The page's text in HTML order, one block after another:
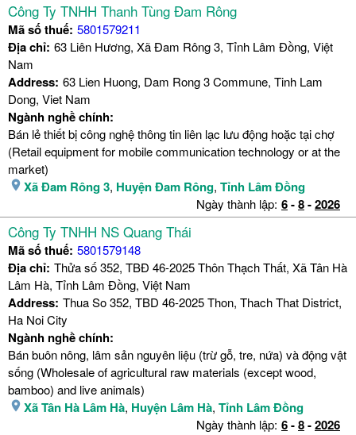
Công Ty TNHH Thanh Tùng Đam Rông
Mã số thuế: 5801579211
Địa chỉ: 63 Liên Hương, Xã Đam Rông 3, Tỉnh Lâm Đồng, Việt
Nam
Address: 63 Lien Huong, Dam Rong 3 Commune, Tinh Lam
Dong, Viet Nam
Ngành nghề chính:
Bán lẻ thiết bị công nghệ thông tin liên lạc lưu động hoặc tại chợ
(Retail equipment for mobile communication technology or at the
market)
Xã Đam Rông 3, Huyện Đam Rông, Tỉnh Lâm Đồng
Ngày thành lập: 6-8-2026
Công Ty TNHH NS Quang Thái
Mã số thuế: 5801579148
Địa chỉ: Thửa số 352, TBĐ 46-2025 Thôn Thạch Thất, Xã Tân Hà
Lâm Hà, Tỉnh Lâm Đồng, Việt Nam
Address: Thua So 352, TBD 46-2025 Thon, Thach That District,
Ha Noi City
Ngành nghề chính:
Bán buôn nông, lâm sản nguyên liệu (trừ gỗ, tre, nứa) và động vật
sống (Wholesale of agricultural raw materials (except wood,
bamboo) and live animals)
Xã Tân Hà Lâm Hà, Huyện Lâm Hà, Tỉnh Lâm Đồng
Ngày thành lập: 6-8-2026